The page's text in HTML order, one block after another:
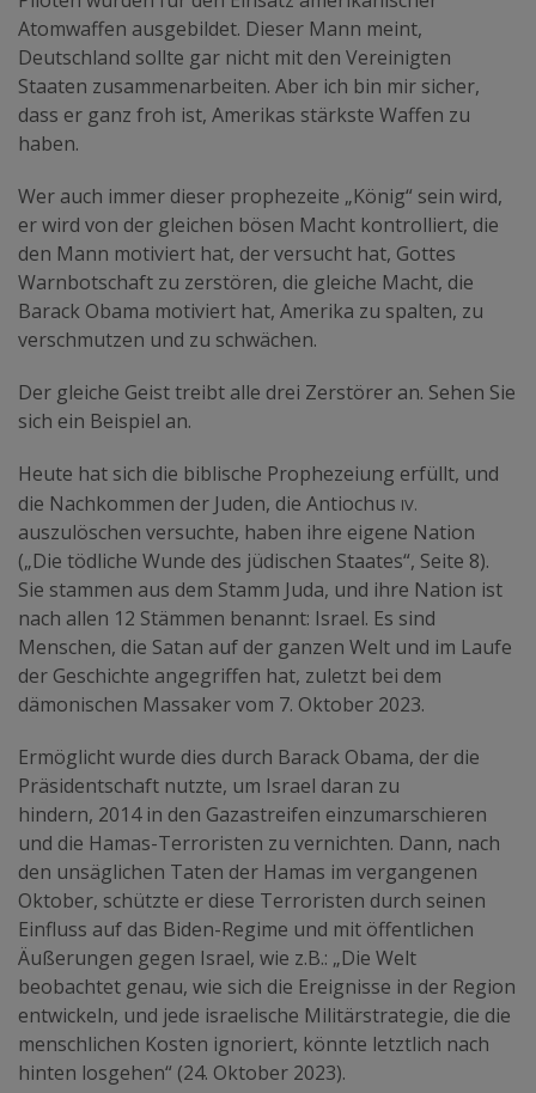
Atomwaffen ausgebildet. Dieser Mann meint,
Deutschland sollte gar nicht mit den Vereinigten
Staaten zusammenarbeiten. Aber ich bin mir sicher,
dass er ganz froh ist, Amerikas stärkste Waffen zu
haben.
Wer auch immer dieser prophezeite „König“ sein wird,
er wird von der gleichen bösen Macht kontrolliert, die
den Mann motiviert hat, der versucht hat, Gottes
Warnbotschaft zu zerstören, die gleiche Macht, die
Barack Obama motiviert hat, Amerika zu spalten, zu
verschmutzen und zu schwächen.
Der gleiche Geist treibt alle drei Zerstörer an. Sehen Sie
sich ein Beispiel an.
Heute hat sich die biblische Prophezeiung erfüllt, und
die Nachkommen der Juden, die Antiochus IV.
auszulöschen versuchte, haben ihre eigene Nation
(„Die tödliche Wunde des jüdischen Staates“, Seite 8).
Sie stammen aus dem Stamm Juda, und ihre Nation ist
nach allen 12 Stämmen benannt: Israel. Es sind
Menschen, die Satan auf der ganzen Welt und im Laufe
der Geschichte angegriffen hat, zuletzt bei dem
dämonischen Massaker vom 7. Oktober 2023.
Ermöglicht wurde dies durch Barack Obama, der die
Präsidentschaft nutzte, um Israel daran zu
hindern, 2014 in den Gazastreifen einzumarschieren
und die Hamas-Terroristen zu vernichten. Dann, nach
den unsäglichen Taten der Hamas im vergangenen
Oktober, schützte er diese Terroristen durch seinen
Einfluss auf das Biden-Regime und mit öffentlichen
Äußerungen gegen Israel, wie z.B.: „Die Welt
beobachtet genau, wie sich die Ereignisse in der Region
entwickeln, und jede israelische Militärstrategie, die die
menschlichen Kosten ignoriert, könnte letztlich nach
hinten losgehen“ (24. Oktober 2023).